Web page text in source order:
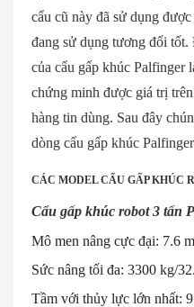
cẩu cũ này đã sử dụng
đang sử dụng tương đối
của cẩu gấp khúc Palfinger
chứng minh được giá trị
hàng tin dùng. Sau đây
dòng cẩu gấp khúc
CÁC MODEL CẨU GẤP KHÚC
Cẩu gấp khúc robot 3 tấn
Mô men nâng cực đại: 7.6
Sức nâng tối đa: 3300 kg/
Tầm với thủy lực lớn nhất: